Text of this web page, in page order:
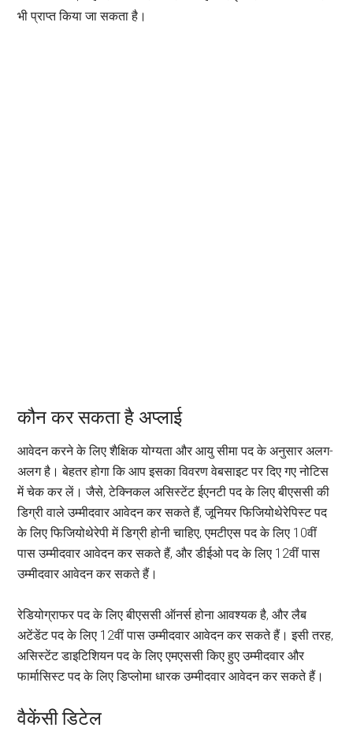
भी प्राप्त किया जा सकता है।
कौन कर सकता है अप्लाई
आवेदन करने के लिए शैक्षिक योग्यता और आयु सीमा पद के अनुसार अलग-
अलग है। बेहतर होगा कि आप इसका विवरण वेबसाइट पर दिए गए नोटिस
में चेक कर लें। जैसे, टेक्निकल असिस्टेंट ईएनटी पद के लिए बीएससी की
डिग्री वाले उम्मीदवार आवेदन कर सकते हैं, जूनियर फिजियोथेरेपिस्ट पद
के लिए फिजियोथेरेपी में डिग्री होनी चाहिए, एमटीएस पद के लिए 10वीं
पास उम्मीदवार आवेदन कर सकते हैं, और डीईओ पद के लिए 12वीं पास
उम्मीदवार आवेदन कर सकते हैं।
रेडियोग्राफर पद के लिए बीएससी ऑनर्स होना आवश्यक है, और लैब
अटेंडेंट पद के लिए 12वीं पास उम्मीदवार आवेदन कर सकते हैं। इसी तरह,
असिस्टेंट डाइटिशियन पद के लिए एमएससी किए हुए उम्मीदवार और
फार्मासिस्ट पद के लिए डिप्लोमा धारक उम्मीदवार आवेदन कर सकते हैं।
वैकेंसी डिटेल